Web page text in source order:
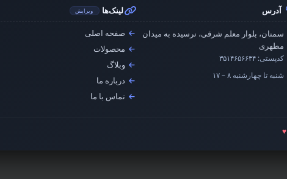
آدرس
سمنان، بلوار معلم شرقی، نرسیده به میدان
مطهری
کدپستی:۳۵۱۴۶۵۶۶۳۴
شنبه تا چهارشنبه ۸ – ۱۷
لینک‌ها ویرایش
صفحه اصلی
محصولات
وبلاگ
درباره ما
تماس با ما
♥